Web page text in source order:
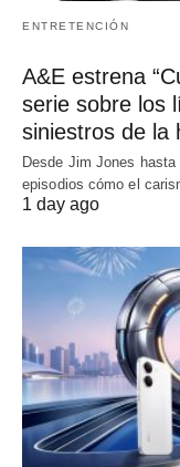
ENTRETENCIÓN
A&E estrena
serie sobre los
siniestros de la
Desde Jim Jones
episodios cómo el
1 day ago